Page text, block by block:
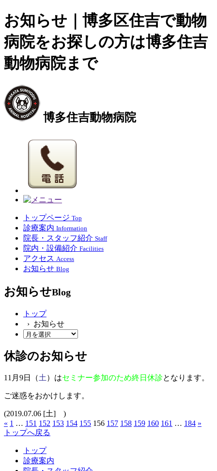
お知らせ｜博多区住吉で動物
病院をお探しの方は博多住吉
動物病院まで
博多住吉動物病院
トップページ Top
診療案内 Information
院長・スタッフ紹介 Staff
院内・設備紹介 Facilities
アクセス Access
お知らせ Blog
お知らせBlog
トップ
› お知らせ
休診のお知らせ
11月9日（土）はセミナー参加のため終日休診となります。
ご迷惑をおかけします。
(2019.07.06 [土] )
« 1 … 151 152 153 154 155 156 157 158 159 160 161 … 184 »
トップへ戻る
トップ
診療案内